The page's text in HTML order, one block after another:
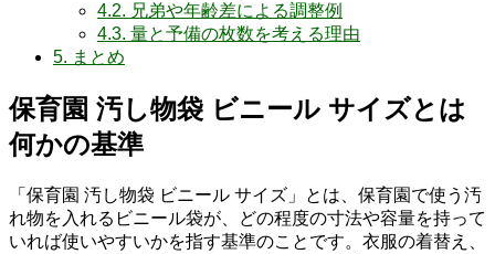
4.2. 兄弟や年齢差による調整例
4.3. 量と予備の枚数を考える理由
5. まとめ
保育園 汚し物袋 ビニール サイズとは
何かの基準
「保育園 汚し物袋 ビニール サイズ」とは、保育園で使う汚
れ物を入れるビニール袋が、どの程度の寸法や容量を持って
いれば使いやすいかを指す基準のことです。衣服の着替え、